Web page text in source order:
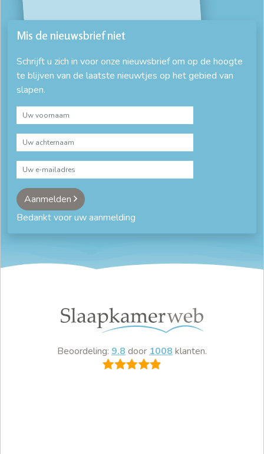
Mis de nieuwsbrief niet
Schrijft u zich in voor onze nieuwsbrief om op de hoogte
te blijven van de laatste nieuwtjes op het gebied van
slapen.
Aanmelden
Bedankt voor uw aanmelding
Beoordeling: 9.8 door 1008 klanten.